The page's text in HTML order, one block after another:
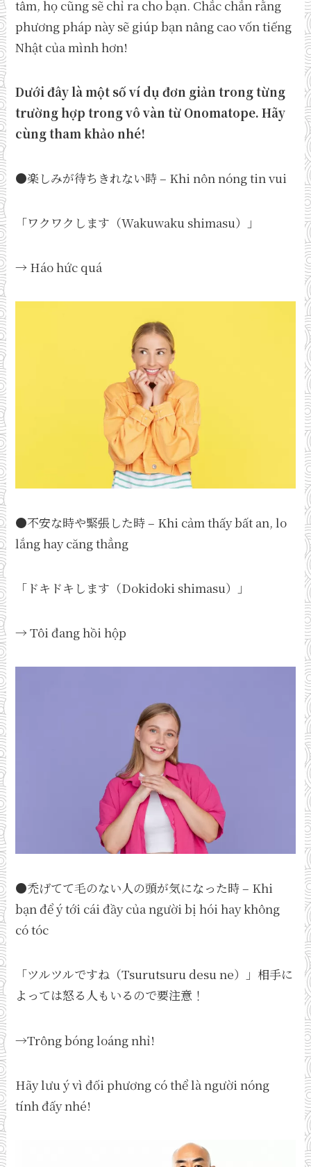
tâm, họ cũng sẽ chỉ ra cho bạn. Chắc chắn rằng
phương pháp này sẽ giúp bạn nâng cao vốn tiếng
Nhật của mình hơn!
Dưới đây là một số ví dụ đơn giản trong từng
trường hợp trong vô vàn từ Onomatope. Hãy
cùng tham khảo nhé!
●楽しみが待ちきれない時 – Khi nôn nóng tin vui
「ワクワクします（Wakuwaku shimasu）」
→ Háo hức quá
●不安な時や緊張した時 – Khi cảm thấy bất an, lo
lắng hay căng thẳng
「ドキドキします（Dokidoki shimasu）」
→ Tôi đang hồi hộp
●禿げてて毛のない人の頭が気になった時 – Khi
bạn để ý tới cái đầy của người bị hói hay không
có tóc
「ツルツルですね（Tsurutsuru desu ne）」相手に
よっては怒る人もいるので要注意！
→Trông bóng loáng nhỉ!
Hãy lưu ý vì đối phương có thể là người nóng
tính đấy nhé!